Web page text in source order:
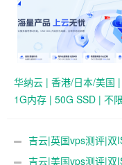
华纳云 | 香港/日本/美国
1G内存 | 50G SSD | 不
吉云|英国vps测评|双
选|1T@1Gbps|月付￥47
吉云|美国vps测评|双